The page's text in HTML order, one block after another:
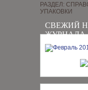
СВЕЖИЙ
ЖУРНАЛА
РАЗДЕЛ:
УПАКОВКИ